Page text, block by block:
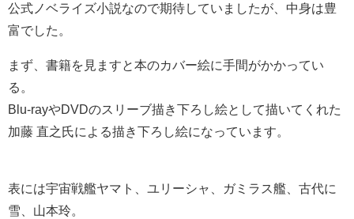
公式ノベライズ小説なので期待していましたが、中身は豊
富でした。
まず、書籍を見ますと本のカバー絵に手間がかかってい
る。
Blu-rayやDVDのスリーブ描き下ろし絵として描いてくれた
加藤 直之氏による描き下ろし絵になっています。
表には宇宙戦艦ヤマト、ユリーシャ、ガミラス艦、古代に
雪、山本玲。